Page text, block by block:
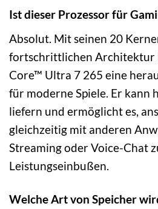
Ist dieser Prozessor für
Absolut. Mit seinen 20
fortschrittlichen Architektur
Core™ Ultra 7 265 eine
für moderne Spiele. Er kann
liefern und ermöglicht es,
gleichzeitig mit anderen
Streaming oder Voice-Chat
Leistungseinbußen.
Welche Art von Speicher